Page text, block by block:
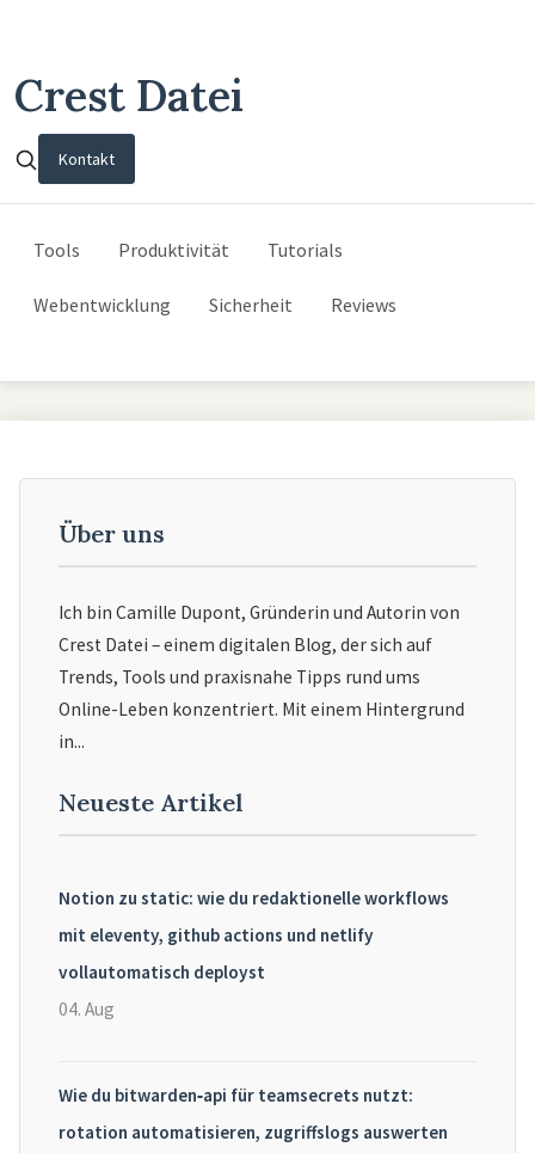
Crest Datei
Kontakt
Tools Produktivität Tutorials
Webentwicklung Sicherheit Reviews
Über uns
Ich bin Camille Dupont, Gründerin und Autorin von
Crest Datei – einem digitalen Blog, der sich auf
Trends, Tools und praxisnahe Tipps rund ums
Online-Leben konzentriert. Mit einem Hintergrund
in...
Neueste Artikel
Notion zu static: wie du redaktionelle workflows
mit eleventy, github actions und netlify
vollautomatisch deployst
04. Aug
Wie du bitwarden‑api für teamsecrets nutzt:
rotation automatisieren, zugriffslogs auswerten